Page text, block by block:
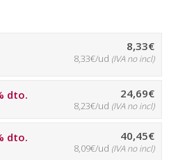
8,33€
8,33€/ud (IVA no incl)
dto. 24,69€
8,23€/ud (IVA no incl)
dto. 40,45€
8,09€/ud (IVA no incl)